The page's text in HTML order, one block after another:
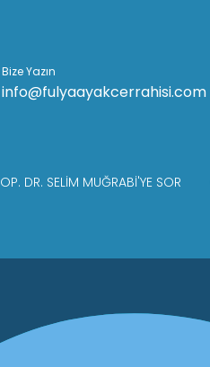
Bize Yazın
info@fulyaayakcerrahisi.com
OP. DR. SELIM MUĞRABI'YE SOR